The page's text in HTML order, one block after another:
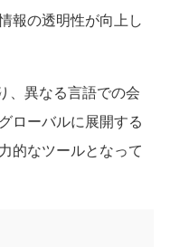
報の透明性が向上し
、異なる言語での会
ローバルに展開する
的なツールとなって